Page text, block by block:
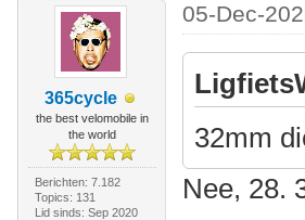
365cycle
the best velomobile in
the world
Berichten: 7.182
Topics: 131
Lid sinds: Sep 2020
05-Dec-
32mm
Nee, 28.